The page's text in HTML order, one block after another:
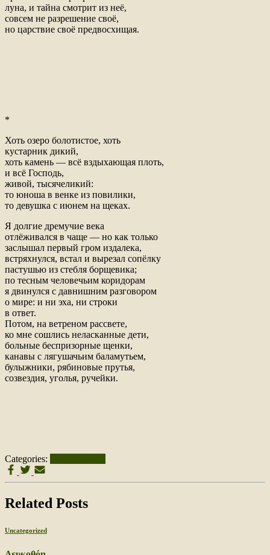
луна, и тайна смотрит из неё,
совсем не разрешение своё,
но царствие своё предвосхищая.
*
Хоть озеро болотистое, хоть
кустарник дикий,
хоть камень — всё вздыхающая плоть,
и всё Господь,
живой, тысячеликий:
то юноша в венке из повилики,
то девушка с июнем на щеках.
Я долгие дремучие века
отлёживался в чаще — но как только
заслышал первый гром издалека,
встряхнулся, встал и вырезал сопёлку
пастушью из стебля борщевика;
по тесным человечьим коридорам
я двинулся с давнишним разговором
о мире: и ни эха, ни строки
в ответ.
Потом, на ветреном рассвете,
ко мне сошлись неласканные дети,
больные беспризорные щенки,
канавы с лягушачьим баламутьем,
булыжники, рябиновые прутья,
созвездия, уголья, ручейки.
Categories:
Related Posts
Uncategorized